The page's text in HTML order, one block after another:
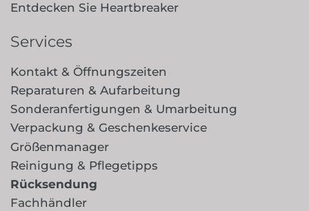
Entdecken Sie Heartbreaker
Services
Kontakt & Öffnungszeiten
Reparaturen & Aufarbeitung
Sonderanfertigungen & Umarbeitung
Verpackung & Geschenkeservice
Größenmanager
Reinigung & Pflegetipps
Rücksendung
Fachhändler